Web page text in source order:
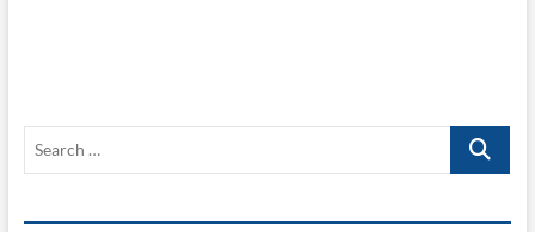
i
o
:
:
r